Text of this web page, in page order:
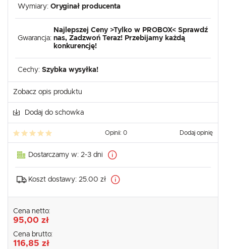
Wymiary: Oryginał producenta
Gwarancja:
Najlepszej Ceny >Tylko w PROBOX< Sprawdź
nas, Zadzwoń Teraz! Przebijamy każdą
konkurencję!
Cechy: Szybka wysyłka!
Zobacz opis produktu
Dodaj do schowka
Opinii: 0 Dodaj opinię
Dostarczamy w: 2-3 dni
Koszt dostawy: 25.00 zł
Cena netto:
95,00 zł
Cena brutto:
116,85 zł